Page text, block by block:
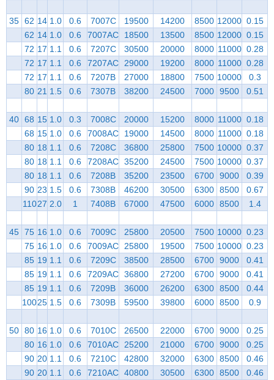
35 62 14 1.0 0.6 7007C 19500 14200 8500 12000 0.15
62 14 1.0 0.6 7007AC 18500 13500 8500 12000 0.15
72 17 1.1 0.6 7207C 30500 20000 8000 11000 0.28
72 17 1.1 0.6 7207AC 29000 19200 8000 11000 0.28
72 17 1.1 0.6 7207B 27000 18800 7500 10000
0.3
80 21 1.5 0.6 7307B 38200 24500 7000 9500 0.51
40 68 15 1.0 0.3 7008C 20000 15200 8000 11000 0.18
68 15 1.0 0.6 7008AC 19000 14500 8000 11000 0.18
80 18 1.1 0.6 7208C 36800 25800 7500 10000 0.37
80 18 1.1 0.6 7208AC 35200 24500 7500 10000 0.37
80 18 1.1 0.6 7208B 35200 23500 6700 9000
0.39
90 23 1.5 0.6 7308B 46200 30500 6300 8500
0.67
11027 2.0 1 7408B 67000 47500 6000 8500 1.4
45 75 16 1.0 0.6 7009C 25800 20500 7500 10000 0.23
75 16 1.0 0.6 7009AC 25800 19500 7500 10000 0.23
85 19 1.1 0.6 7209C 38500 28500 6700 9000
0.41
85 19 1.1 0.6 7209AC 36800 27200 6700 9000
0.41
85 19 1.1 0.6 7209B 36000 26200 6300 8500
0.44
10025 1.5 0.6 7309B 59500 39800 6000 8500 0.9
50 80 16 1.0 0.6 7010C 26500 22000 6700 9000
0.25
80 16 1.0 0.6 7010AC 25200 21000 6700 9000
0.25
90 20 1.1 0.6 7210C 42800 32000 6300 8500
0.46
90 20 1.1 0.6 7210AC 40800 30500 6300 8500 0.46